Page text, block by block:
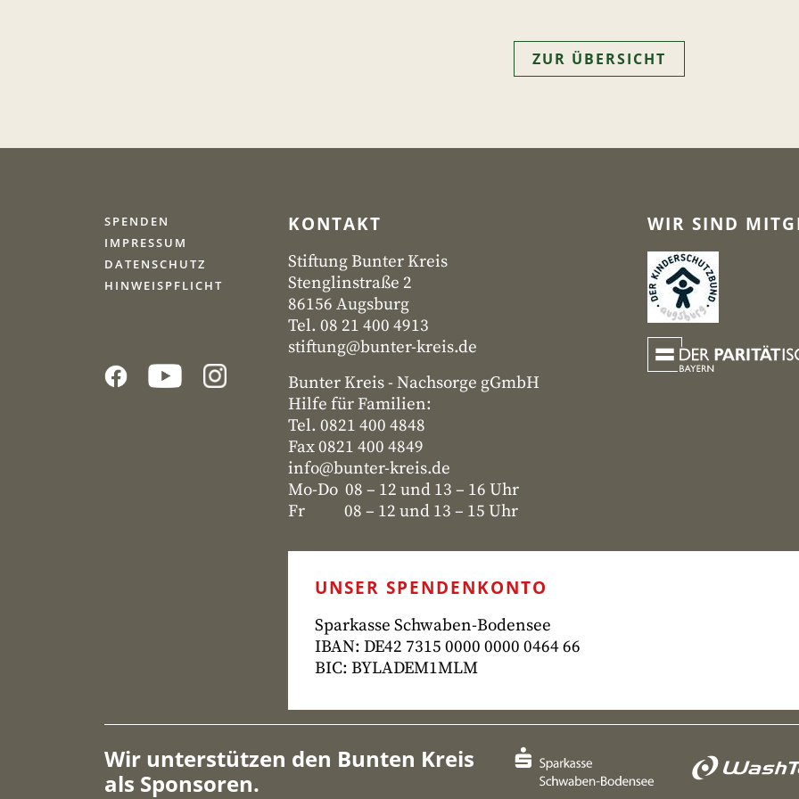
ZUR ÜBERSICHT
SPENDEN
IMPRESSUM
DATENSCHUTZ
HINWEISPFLICHT
KONTAKT
Stiftung Bunter Kreis
Stenglinstraße 2
86156 Augsburg
Tel. 08 21 400 4913
stiftung@bunter-kreis.de
Bunter Kreis - Nachsorge gGmbH
Hilfe für Familien:
Tel. 0821 400 4848
Fax 0821 400 4849
info@bunter-kreis.de
Mo-Do 08 – 12 und 13 – 16 Uhr
Fr 08 – 12 und 13 – 15 Uhr
WIR SIND
UNSER SPENDENKONTO
Sparkasse Schwaben-Bodensee
IBAN: DE42 7315 0000 0000 0464 66
BIC: BYLADEM1MLM
Wir unterstützen den Bunten Kreis
als Sponsoren.